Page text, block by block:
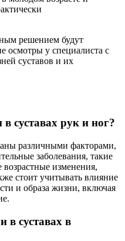
решением будут
осмотры у специалиста с
суставов и их
суставах рук и ног?
различными факторами,
заболевания, такие
возрастные изменения,
стоит учитывать влияние
и образа жизни, включая
в суставах в